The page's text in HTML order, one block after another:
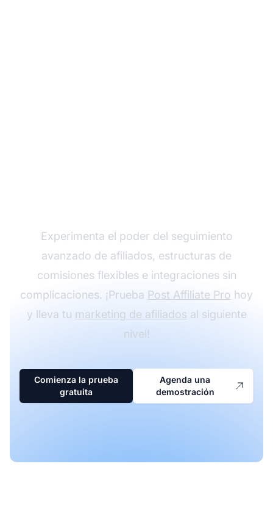
Experimenta el poder del seguimiento
avanzado de afiliados, estructuras de
comisiones flexibles e integraciones sin
complicaciones. ¡Prueba Post Affiliate Pro hoy
y lleva tu marketing de afiliados al siguiente
nivel!
Comienza la prueba
gratuita
Agenda una
demostración